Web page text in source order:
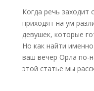
Когда речь заходит
приходят на ум
девушек, которые
Но как найти
ваш вечер Орла по-
этой статье мы